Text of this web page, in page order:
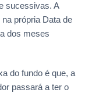
sucessivas. A
própria Data de
dos meses
do fundo é que, a
passará a ter o